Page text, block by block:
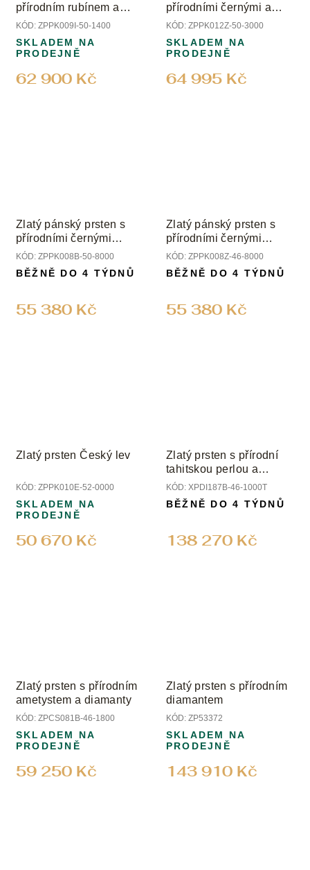
přírodním rubínem a
diamantem
KÓD: ZPPK009I-50-1400
62 900 Kč
SKLADEM NA
PRODEJNĚ
přírodními černými a
čirými diamanty
KÓD: ZPPK012Z-50-3000
64 995 Kč
SKLADEM NA
PRODEJNĚ
Zlatý pánský prsten s
přírodními černými
diamanty
KÓD: ZPPK008B-50-8000
55 380 Kč
BĚŽNĚ DO 4 TÝDNŮ
Zlatý pánský prsten s
přírodními černými
diamanty
KÓD: ZPPK008Z-46-8000
55 380 Kč
BĚŽNĚ DO 4 TÝDNŮ
Zlatý prsten Český lev
KÓD: ZPPK010E-52-0000
50 670 Kč
SKLADEM NA
PRODEJNĚ
Zlatý prsten s přírodní
tahitskou perlou a
diamanty
KÓD: XPDI187B-46-1000T
138 270 Kč
BĚŽNĚ DO 4 TÝDNŮ
Zlatý prsten s přírodním
ametystem a diamanty
KÓD: ZPCS081B-46-1800
59 250 Kč
SKLADEM NA
PRODEJNĚ
Zlatý prsten s přírodním
diamantem
KÓD: ZP53372
143 910 Kč
SKLADEM NA
PRODEJNĚ